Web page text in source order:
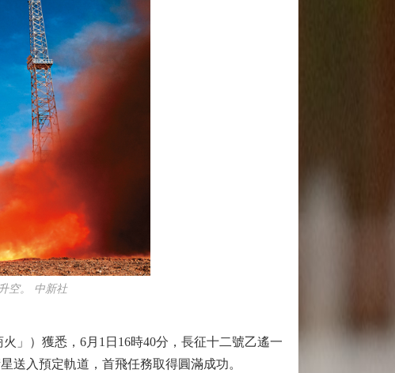
空。 中新社
）獲悉，6月1日16時40分，長征十二號乙遙一
送入預定軌道，首飛任務取得圓滿成功。